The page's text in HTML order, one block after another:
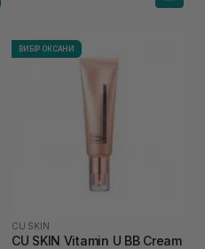
ВИБІР ОКСАНИ
CU SKIN
CU SKIN Vitamin U BB Cream